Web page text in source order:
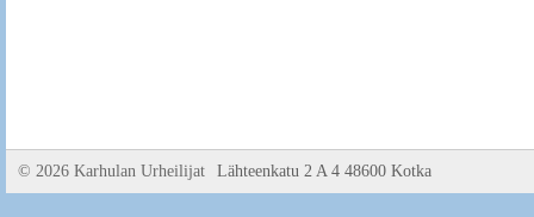
© 2026 Karhulan Urheilijat Lähteenkatu 2 A 4 48600 Kotka